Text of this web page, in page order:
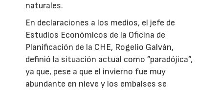
naturales.
En declaraciones a los medios, el jefe de
Estudios Económicos de la Oficina de
Planificación de la CHE, Rogelio Galván,
definió la situación actual como ”paradójica”,
ya que, pese a que el invierno fue muy
abundante en nieve y los embalses se